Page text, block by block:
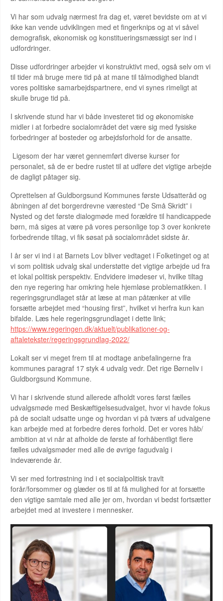
Vi har som udvalg nærmest fra dag et, været bevidste om at vi
ikke kan vende udviklingen med et fingerknips og at vi såvel
demografisk, økonomisk og konstitueringsmæssigt ser ind i
udfordringer.
Disse udfordringer arbejder vi konstruktivt med, også selv om vi
til tider må bruge mere tid på at mane til tålmodighed blandt
vores politiske samarbejdspartnere, end vi synes rimeligt at
skulle bruge tid på.
I skrivende stund har vi både investeret tid og økonomiske
midler i at forbedre socialområdet det være sig med fysiske
forbedringer af bosteder og arbejdsforhold for de ansatte.
Ligesom der har været gennemført diverse kurser for
personalet, så de er bedre rustet til at udføre det vigtige arbejde
de dagligt påtager sig.
Oprettelsen af Guldborgsund Kommunes første Udsatteråd og
åbningen af det borgerdrevne værested “De Små Skridt” i
Nysted og det første dialogmøde med forældre til handicappede
børn, må siges at være på vores personlige top 3 over konkrete
forbedrende tiltag, vi fik søsat på socialområdet sidste år.
I år ser vi ind i at Barnets Lov bliver vedtaget i Folketinget og at
vi som politisk udvalg skal understøtte det vigtige arbejde ud fra
et lokal politisk perspektiv. Endvidere imødeser vi, hvilke tiltag
den nye regering har omkring hele hjemløse problematikken. I
regeringsgrundlaget står at læse at man påtænker at ville
forsætte arbejdet med “housing first”, hvilket vi herfra kun kan
bifalde. Læs hele regeringsgrundlaget i dette link;
https://www.regeringen.dk/aktuelt/publikationer-og-
aftaletekster/regeringsgrundlag-2022/
Lokalt ser vi meget frem til at modtage anbefalingerne fra
kommunes paragraf 17 styk 4 udvalg vedr. Det rige Børneliv i
Guldborgsund Kommune.
Vi har i skrivende stund allerede afholdt vores først fælles
udvalgsmøde med Beskæftigelsesudvalget, hvor vi havde fokus
på de socialt udsatte unge og hvordan vi på tværs af udvalgene
kan arbejde med at forbedre deres forhold. Det er vores håb/
ambition at vi når at afholde de første af forhåbentligt flere
fælles udvalgsmøder med alle de øvrige fagudvalg i
indeværende år.
Vi ser med fortrøstning ind i et socialpolitisk travlt
forår/forsommer og glæder os til at få mulighed for at forsætte
den vigtige samtale med alle jer om, hvordan vi bedst fortsætter
arbejdet med at investere i mennesker.